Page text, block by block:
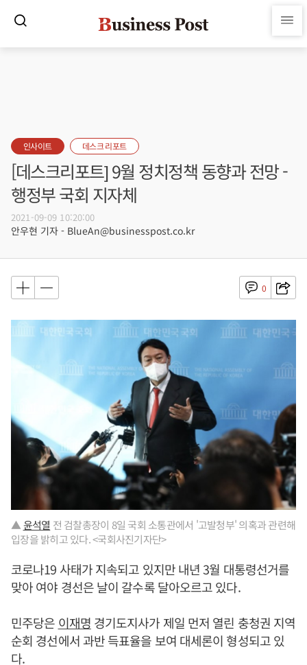
인사이트 데스크 리포트
[데스크리포트] 9월 정치정책 동향과 전망 -
행정부 국회 지자체
2021-09-09 10:20:00
안우현 기자 - BlueAn@businesspost.co.kr
0
▲윤석열 전 검찰총장이 8일 국회 소통관에서 '고발청부' 의혹과 관련해
입장을 밝히고 있다. <국회사진기자단>
코로나19 사태가 지속되고 있지만 내년 3월 대통령선거를
맞아 여야 경선은 날이 갈수록 달아오르고 있다.
민주당은 이재명 경기도지사가 제일 먼저 열린 충청권 지역
순회 경선에서 과반 득표율을 보여 대세론이 형성되고 있
다.